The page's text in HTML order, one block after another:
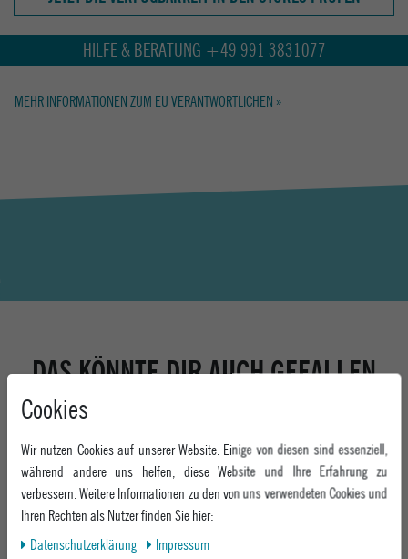
HILFE & BERATUNG +49 991 3831077
MEHR INFORMATIONEN ZUM EU VERANTWORTLICHEN »
DAS KÖNNTE DIR AUCH GEFALLEN
Cookies
Wir nutzen Cookies auf unserer Website. Einige von diesen sind essenziell,
während andere uns helfen, diese Website und Ihre Erfahrung zu
verbessern. Weitere Informationen zu den von uns verwendeten Cookies und
Ihren Rechten als Nutzer finden Sie hier:
Daten­schutz­erklärung
Impressum